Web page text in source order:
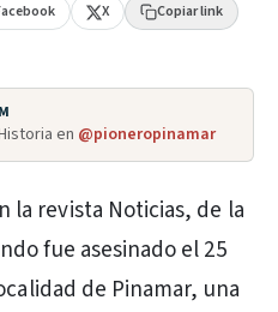
X Copiar link
en @pioneropinamar
la revista Noticias, de la
fue asesinado el 25
de Pinamar, una